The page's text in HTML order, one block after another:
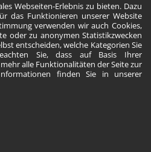
Webseiten-Erlebnis zu bieten. Dazu
das Funktionieren unserer Website
verwenden wir auch Cookies,
oder zu anonymen Statistikzwecken
entscheiden, welche Kategorien Sie
Sie, dass auf Basis Ihrer
alle Funktionalitäten der Seite zur
finden Sie in unserer